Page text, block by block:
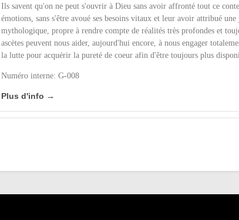
Ils savent qu'on ne peut s'ouvrir à Dieu sans avoir affronté tout ce
émotions, sans s'être avoué ses besoins vitaux et leur avoir attribué
mythologique, propre à rendre compte de réalités très profondes et
ascètes peuvent nous aider, aujourd'hui encore, à nous engager
la lutte pour acquérir la pureté de coeur afin d'être toujours plus
Numéro interne: G-008
Plus d'info →